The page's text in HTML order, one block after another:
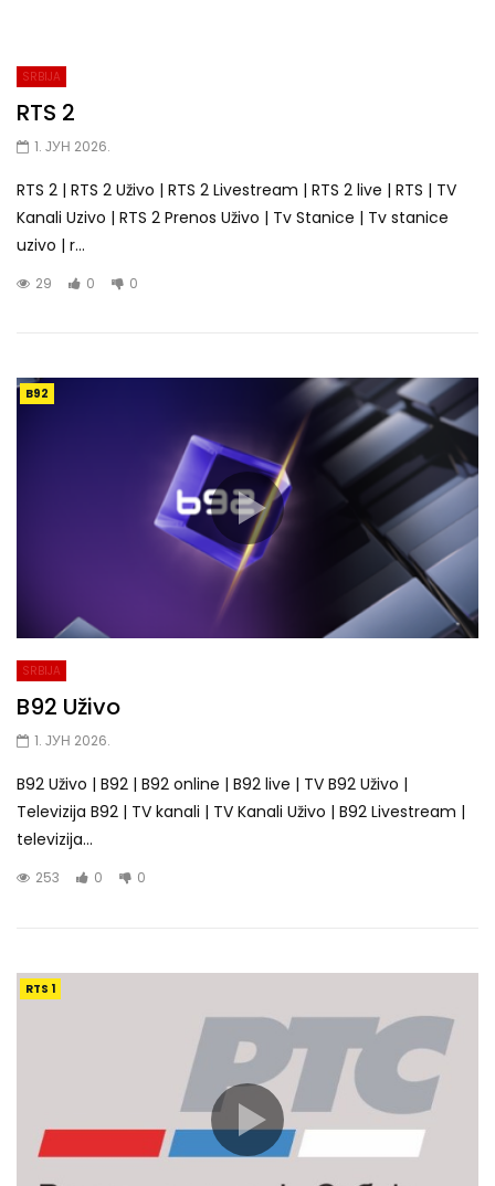
SRBIJA
RTS 2
1. ЈУН 2026.
RTS 2 | RTS 2 Uživo | RTS 2 Livestream | RTS 2 live | RTS | TV
Kanali Uzivo | RTS 2 Prenos Uživo | Tv Stanice | Tv stanice
uzivo | r...
29 0 0
B92
SRBIJA
B92 Uživo
1. ЈУН 2026.
B92 Uživo | B92 | B92 online | B92 live | TV B92 Uživo |
Televizija B92 | TV kanali | TV Kanali Uživo | B92 Livestream |
televizija...
253 0 0
RTS 1